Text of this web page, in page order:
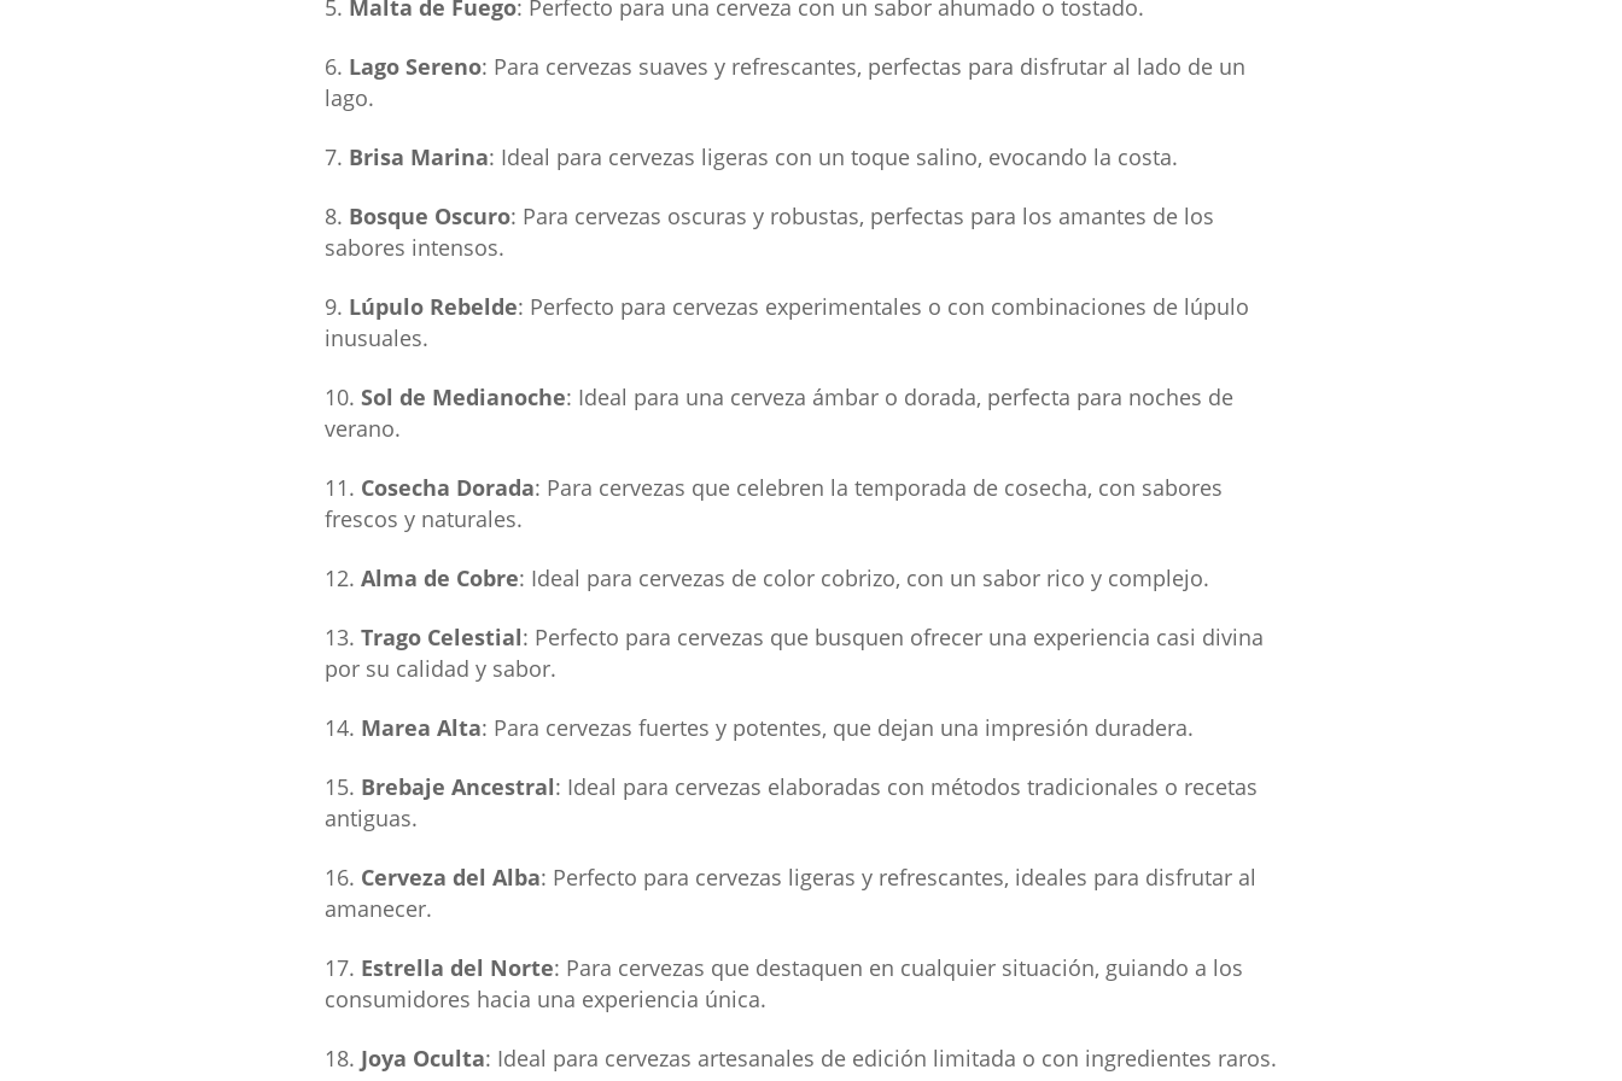
Malta de Fuego: Perfecto para una cerveza con un sabor ahumado o tostado.
Lago Sereno: Para cervezas suaves y refrescantes, perfectas para disfrutar al lado de un
lago.
Brisa Marina: Ideal para cervezas ligeras con un toque salino, evocando la costa.
Bosque Oscuro: Para cervezas oscuras y robustas, perfectas para los amantes de los
sabores intensos.
Lúpulo Rebelde: Perfecto para cervezas experimentales o con combinaciones de lúpulo
inusuales.
Sol de Medianoche: Ideal para una cerveza ámbar o dorada, perfecta para noches de
verano.
Cosecha Dorada: Para cervezas que celebren la temporada de cosecha, con sabores
frescos y naturales.
Alma de Cobre: Ideal para cervezas de color cobrizo, con un sabor rico y complejo.
Trago Celestial: Perfecto para cervezas que busquen ofrecer una experiencia casi divina
por su calidad y sabor.
Marea Alta: Para cervezas fuertes y potentes, que dejan una impresión duradera.
Brebaje Ancestral: Ideal para cervezas elaboradas con métodos tradicionales o recetas
antiguas.
Cerveza del Alba: Perfecto para cervezas ligeras y refrescantes, ideales para disfrutar al
amanecer.
Estrella del Norte: Para cervezas que destaquen en cualquier situación, guiando a los
consumidores hacia una experiencia única.
Joya Oculta: Ideal para cervezas artesanales de edición limitada o con ingredientes raros.